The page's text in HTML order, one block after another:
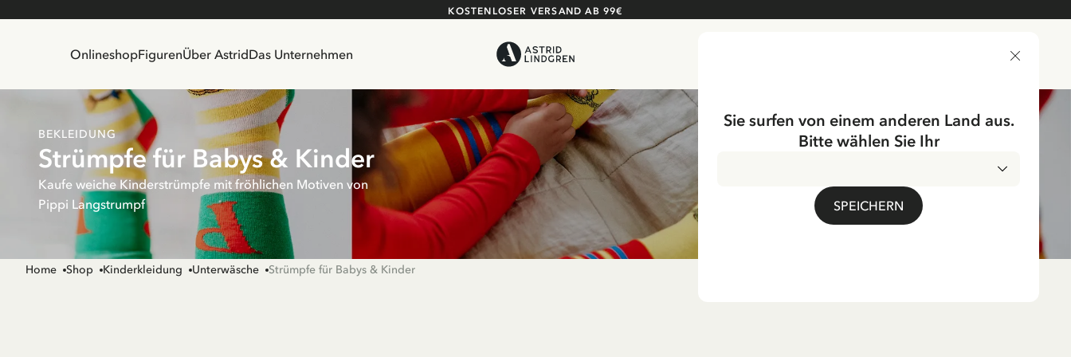
KOSTENLOSER VERSAND AB 99€
OnlineshopFigurenÜber AstridDas Unternehmen
BEKLEIDUNG
Strümpfe für Babys & Kinder
Kaufe weiche Kinderstrümpfe mit fröhlichen Motiven von
Pippi Langstrumpf
Home Shop Kinderkleidung Unterwäsche Strümpfe für Babys & Kinder
Sie surfen von einem anderen Land aus.
Bitte wählen Sie Ihr
SPEICHERN